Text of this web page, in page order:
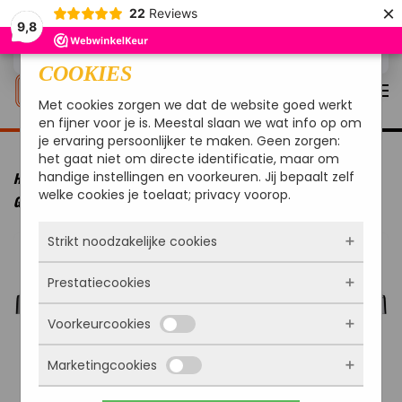
9,8
22 Reviews ×
Overslaan en naar de inhoud gaan
HOME MERKEN OUTDOORCHEF
OUTDOORCHEF BARBECUE
GAS DUALCHEF 415 G ZONDER ZIJBRANDER 30 MBAR
COOKIES
Met cookies zorgen we dat de website goed werkt
en fijner voor je is. Meestal slaan we wat info op om
je ervaring persoonlijker te maken. Geen zorgen:
het gaat niet om directe identificatie, maar om
handige instellingen en voorkeuren. Jij bepaalt zelf
welke cookies je toelaat; privacy voorop.
Strikt noodzakelijke cookies
Deze cookies zorgen ervoor dat de website
überhaupt werkt. Ze zijn dus altijd actief en
kunnen niet worden uitgezet. Meestal worden
ze alleen geplaatst als jij iets doet, zoals
inloggen, een formulier invullen of je
privacyvoorkeuren opslaan. Je kunt je browser
zo instellen dat hij deze cookies blokkeert of je
Prestatiecookies
Met deze cookies zien we hoe vaak onze site
bezocht wordt, waar bezoekers vandaan
komen en welke pagina’s populair zijn. Zo
kunnen we de website blijven verbeteren.
Voorkeurcookies
Deze cookies onthouden jouw voorkeuren.
Bijvoorbeeld taalkeuze of ingevulde gegevens.
Marketingcookies